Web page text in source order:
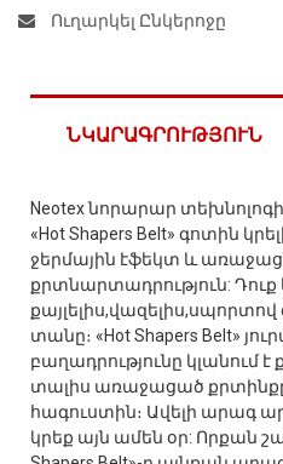
Ուղարկել Ընկերոջը
ՆԿԱՐԱԳՐՈՒԹՅՈՒՆ
Neotex նորարար
«Hot Shapers Belt» գոտին
ջերմային էֆեկտ և
քրտնարտադրություն: Դուք
քայլելիս,վազելիս,սպորտով
տանը։ «Hot Shapers Belt»
բաղադրությունը կլանում է
տալիս առաջացած
հագուստին։ Ավելի արագ
կրեք այն ամեն օր: Որքան